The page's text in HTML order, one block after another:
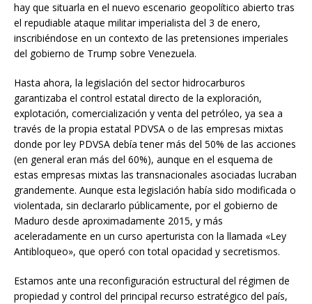
hay que situarla en el nuevo escenario geopolítico abierto tras
el repudiable ataque militar imperialista del 3 de enero,
inscribiéndose en un contexto de las pretensiones imperiales
del gobierno de Trump sobre Venezuela.
Hasta ahora, la legislación del sector hidrocarburos
garantizaba el control estatal directo de la exploración,
explotación, comercialización y venta del petróleo, ya sea a
través de la propia estatal PDVSA o de las empresas mixtas
donde por ley PDVSA debía tener más del 50% de las acciones
(en general eran más del 60%), aunque en el esquema de
estas empresas mixtas las transnacionales asociadas lucraban
grandemente. Aunque esta legislación había sido modificada o
violentada, sin declararlo públicamente, por el gobierno de
Maduro desde aproximadamente 2015, y más
aceleradamente en un curso aperturista con la llamada «Ley
Antibloqueo», que operó con total opacidad y secretismos.
Estamos ante una reconfiguración estructural del régimen de
propiedad y control del principal recurso estratégico del país,